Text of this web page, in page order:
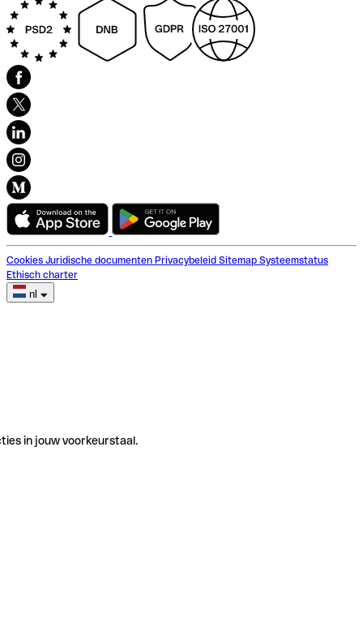
Cookies Juridische documenten Privacybeleid Sitemap Systeemstatus
Ethisch charter
nl
in jouw voorkeurstaal.